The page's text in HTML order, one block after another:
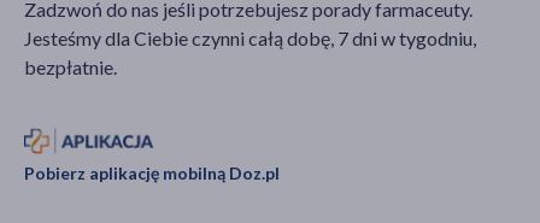
Zadzwoń do nas jeśli potrzebujesz porady farmaceuty.
Jesteśmy dla Ciebie czynni całą dobę, 7 dni w tygodniu,
bezpłatnie.
Pobierz aplikację mobilną Doz.pl